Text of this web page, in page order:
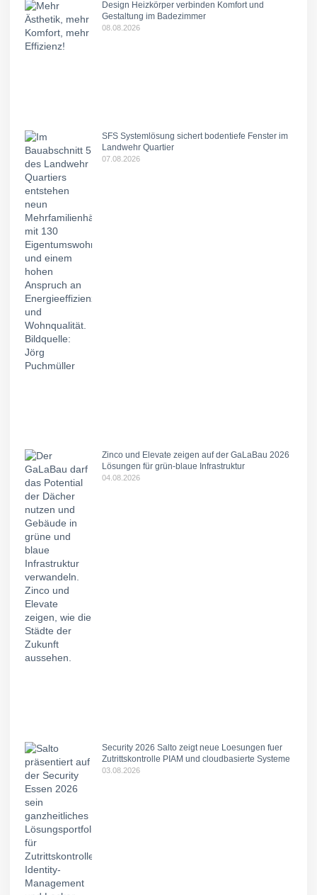
Design Heizkörper verbinden Komfort und
Gestaltung im Badezimmer
08.08.2026
SFS Systemlösung sichert bodentiefe Fenster im
Landwehr Quartier
07.08.2026
Zinco und Elevate zeigen auf der GaLaBau 2026
Lösungen für grün-blaue Infrastruktur
04.08.2026
Security 2026 Salto zeigt neue Loesungen fuer
Zutrittskontrolle PIAM und cloudbasierte Systeme
03.08.2026